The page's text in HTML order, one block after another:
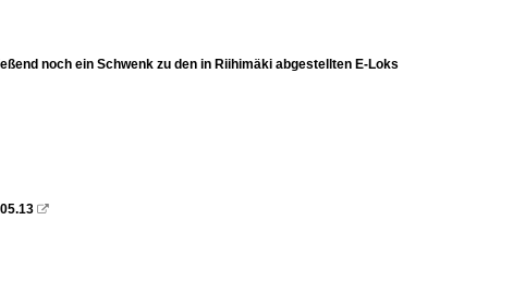
noch ein Schwenk zu den in Riihimäki abgestellten E-Loks
